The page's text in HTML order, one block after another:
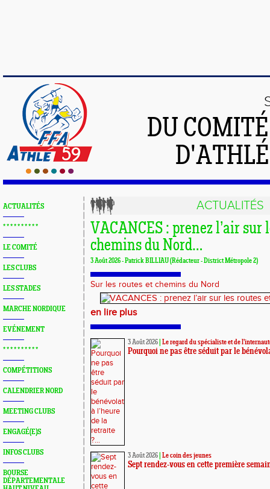
DU
ACTUALITÉS
* * * * * * * * * *
LE COMITÉ
LES CLUBS
LES STADES
MARCHE NORDIQUE
EVÉNEMENT
* * * * * * * * * *
COMPÉTITIONS
CALENDRIER NORD
MEETING CLUBS
ENGAGÉ(E)S
INFOS CLUBS
BOURSE
DÉPARTEMENTALE
ACTUALITÉS
VACANCES : prenez l’air sur
chemins du Nord…
3 Août 2026 - Patrick BILLIAU (Rédacteur - District Métropole 2)
Sur les routes et chemins du Nord
en lire plus
3 Août 2026 Le regard du spécialiste et de
Pourquoi ne pas être séduit par le
3 Août 2026 Le coin des jeunes
Sept rendez-vous en cette première